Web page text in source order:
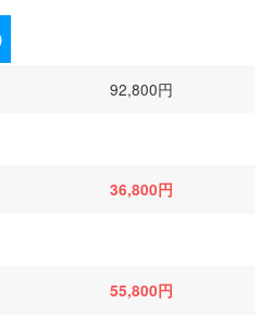
92,800円
36,800円
55,800円